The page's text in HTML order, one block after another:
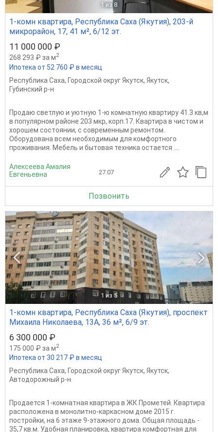
1 из 8
1-комн квартира, Республика Саха (Якутия), 203-й
микрорайон, 17, 41 м², 6/12 эт.
11 000 000 ₽
268 293 ₽ за м2
Ипотека от 52 760 ₽ в месяц
Республика Саха, Городской округ Якутск, Якутск,
Губинский р-н
Продаю светлую и уютную 1-ю комнатную квартиру 41.3 кв,м
в популярном районе 203 мкр, корп.17. Квартира в чистом и
хорошем состоянии, с современным ремонтом.
Оборудована всем необходимым для комфортного
проживания. Мебель и бытовая техника остается ....
Алексеева Амалия
Евгеньевна
27.07
Позвонить
1 из 5
1-комн квартира, Республика Саха (Якутия), проспект
Михаила Николаева, 13А, 36 м², 6/9 эт.
6 300 000 ₽
175 000 ₽ за м2
Ипотека от 30 217 ₽ в месяц
Республика Саха, Городской округ Якутск, Якутск,
Автодорожный р-н
Продается 1-комнатная квартира в ЖК Прометей. Квартира
расположена в монолитно-каркасном доме 2015 г.
постройки, на 6 этаже 9-этажного дома. Общая площадь -
35,7 кв.м. Удобная планировка, квартира комфортная для